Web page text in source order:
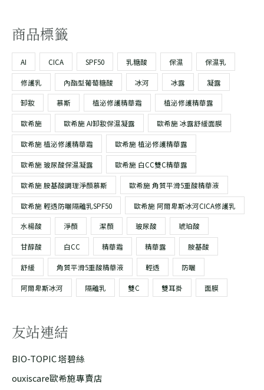
1
6
0
。
9
0
1
。
$
2
,
9
4
0
。
$
2
,
4
9
。
商品標籤
AI CICA SPF50 乳糖酸 保濕 保濕乳
修護乳 內酯型葡萄糖酸 冰河 冰露 凝露
卸妝 慕斯 植泌修護精華霜 植泌修護精華露
歐希施 歐希施 AI卸妝保濕凝露 歐希施 冰露舒緩面膜
歐希施 植泌修護精華霜 歐希施 植泌修護精華露
歐希施 玻尿酸保濕凝露 歐希施 白CC雙C精華露
歐希施 胺基酸調理淨顏慕斯 歐希施 角質平滑5重酸精華液
歐希施 輕透防曬隔離乳SPF50 歐希施 阿爾卑斯冰河CICA修護乳
水楊酸 淨顏 潔顏 玻尿酸 琥珀酸
甘醇酸 白CC 精華霜 精華露 胺基酸
舒緩 角質平滑5重酸精華液 輕透 防曬
阿爾卑斯冰河 隔離乳 雙C 雙耳掛 面膜
友站連結
BIO-TOPIC 塔碧絲
ouxiscare歐希施專賣店